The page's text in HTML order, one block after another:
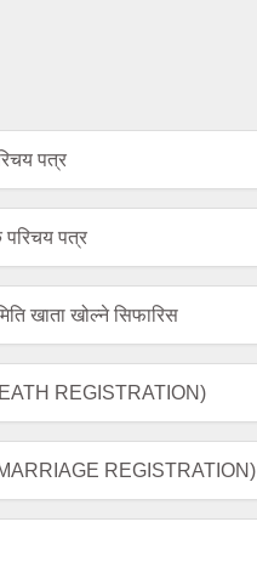
पत्र
परिचय पत्र
खाता खोल्ने सिफारिस
REGISTRATION)
(MARRIAGE REGISTRATION)